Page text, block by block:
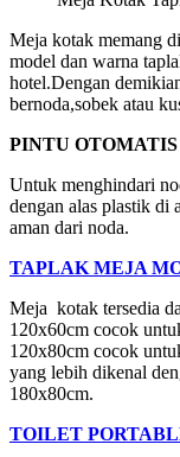
Meja kotak memang
model dan warna
hotel.Dengan
bernoda,sobek atau
PINTU
Untuk menghindari
dengan alas plastik di
aman dari noda.
TAPLAK MEJA
Meja kotak tersedia
120x60cm cocok
120x80cm cocok
yang lebih dikenal
180x80cm.
TOILET